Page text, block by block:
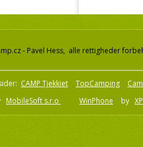
- Pavel Hess, alle rettigheder
CAMP Tjekkiet TopCamping
MobileSoft s.r.o WinPhone by